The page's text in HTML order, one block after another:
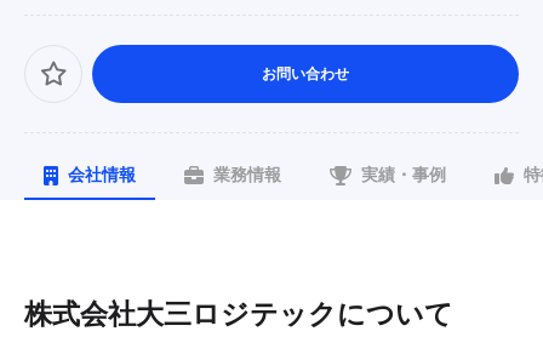
お問い合わせ
会社情報 業務情報 実績・事例
株式会社大三ロジテック について